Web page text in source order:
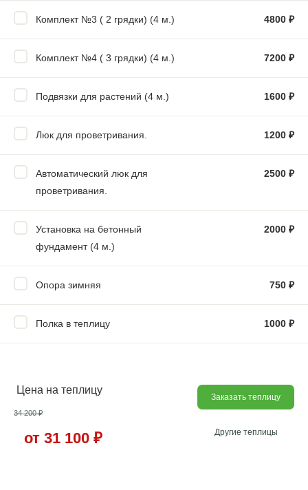
Комплект №3 ( 2 грядки) (4 м.) 4800 ₽
Комплект №4 ( 3 грядки) (4 м.) 7200 ₽
Подвязки для растений (4 м.) 1600 ₽
Люк для проветривания. 1200 ₽
Автоматический люк для
проветривания.
2500 ₽
Установка на бетонный
фундамент (4 м.)
2000 ₽
Опора зимняя 750 ₽
Полка в теплицу 1000 ₽
Цена на теплицу
34 200₽
от 31 100 ₽
Заказать теплицу
Другие теплицы